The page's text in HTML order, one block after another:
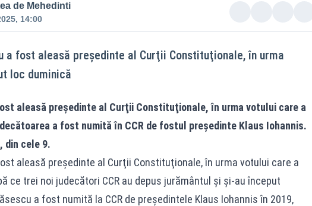
de Mehedinti
14:00
a fost aleasă preşedinte al Curţii Constituţionale, în urma
loc duminică
aleasă preşedinte al Curţii Constituţionale, în urma votului care a
a fost numită în CCR de fostul președinte Klaus Iohannis.
din cele 9.
aleasă preşedinte al Curţii Constituţionale, în urma votului care a
ce trei noi judecători CCR au depus jurământul şi şi-au început
a fost numită la CCR de preşedintele Klaus Iohannis în 2019,